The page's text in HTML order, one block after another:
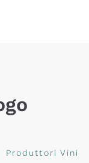
Produttori Vini